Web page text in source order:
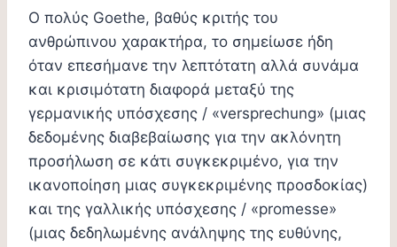
Ο πολύς Goethe, βαθύς κριτής του
ανθρώπινου χαρακτήρα, το σημείωσε ήδη
όταν επεσήμανε την λεπτότατη αλλά συνάμα
και κρισιμότατη διαφορά μεταξύ της
γερμανικής υπόσχεσης / «versprechung» (μιας
δεδομένης διαβεβαίωσης για την ακλόνητη
προσήλωση σε κάτι συγκεκριμένο, για την
ικανοποίηση μιας συγκεκριμένης προσδοκίας)
και της γαλλικής υπόσχεσης / «promesse»
(μιας δεδηλωμένης ανάληψης της ευθύνης,